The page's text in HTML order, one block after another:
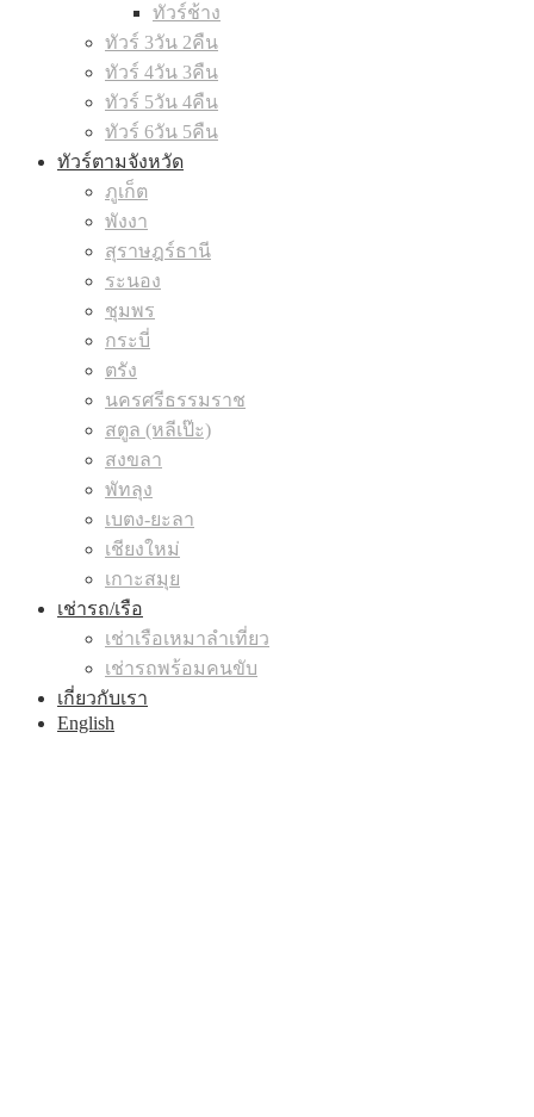
ทัวร์ช้าง
ทัวร์ 3วัน 2คืน
ทัวร์ 4วัน 3คืน
ทัวร์ 5วัน 4คืน
ทัวร์ 6วัน 5คืน
ทัวร์ตามจังหวัด
ภูเก็ต
พังงา
สุราษฎร์ธานี
ระนอง
ชุมพร
กระบี่
ตรัง
นครศรีธรรมราช
สตูล (หลีเป๊ะ)
สงขลา
พัทลุง
เบตง-ยะลา
เชียงใหม่
เกาะสมุย
เช่ารถ/เรือ
เช่าเรือเหมาลำเที่ยว
เช่ารถพร้อมคนขับ
เกี่ยวกับเรา
English